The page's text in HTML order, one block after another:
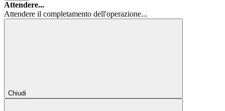
Attendere...
Attendere il completamento dell'operazione...
Chiudi